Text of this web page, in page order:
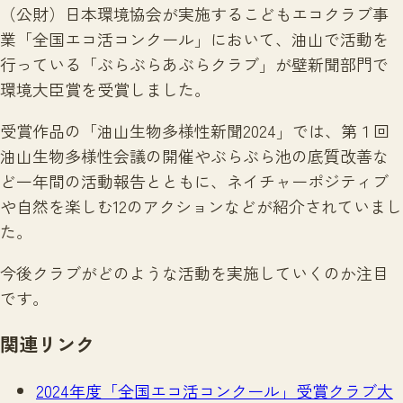
（公財）日本環境協会が実施するこどもエコクラブ事
業「全国エコ活コンクール」において、油山で活動を
行っている「ぶらぶらあぶらクラブ」が壁新聞部門で
環境大臣賞を受賞しました。
受賞作品の「油山生物多様性新聞2024 」では、第１回
油山生物多様性会議の開催やぶらぶら池の底質改善な
ど一年間の活動報告とともに、ネイチャーポジティブ
や自然を楽しむ12のアクションなどが紹介されていまし
た。
今後クラブがどのような活動を実施していくのか注目
です。
関連リンク
2024年度「全国エコ活コンクール 」受賞クラブ大